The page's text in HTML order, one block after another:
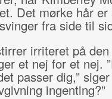
Det mørke hår
fra side til
irriteret på
et nej for et nej.
passer dig,”
ingenting?”